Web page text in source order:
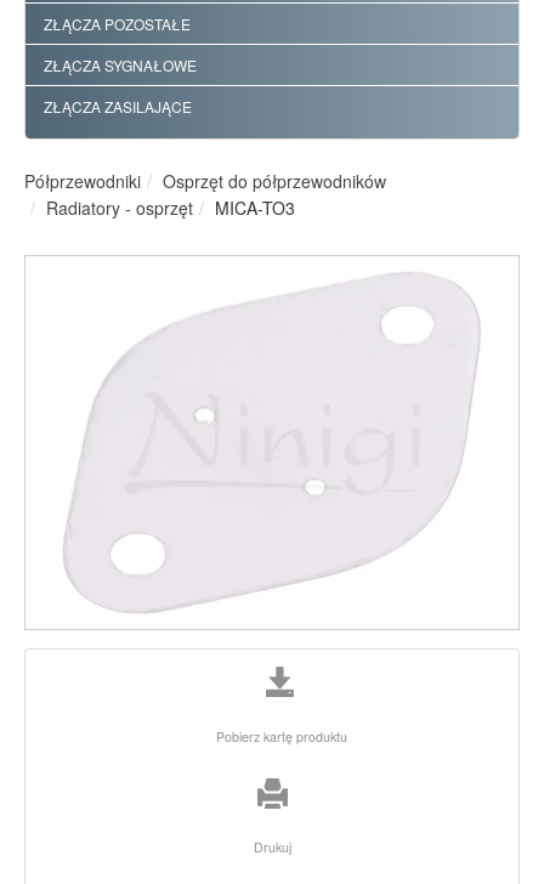
ZŁĄCZA POZOSTAŁE
ZŁĄCZA SYGNAŁOWE
ZŁĄCZA ZASILAJĄCE
Półprzewodniki
Osprzęt do półprzewodników
Radiatory - osprzęt
MICA-TO3
Pobierz kartę produktu
Drukuj